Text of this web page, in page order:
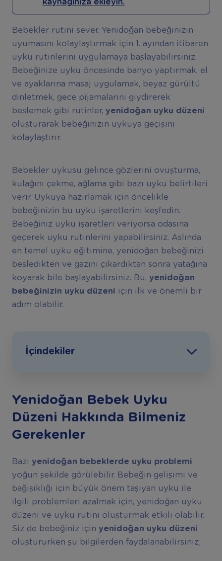
kaynağınıza ekleyin.
Bebekler rutini sever. Yenidoğan bebeğinizin
uyumasını kolaylaştırmak için 1. ayından itibaren
uyku rutinlerini uygulamaya başlayabilirsiniz.
Bebeğinize uyku öncesinde banyo yaptırmak, el
ve ayaklarına masaj uygulamak, beyaz gürültü
dinletmek, gece pijamalarını giydirerek
beslemek gibi rutinler, yenidoğan uyku düzeni
oluşturarak bebeğinizin uykuya geçişini
kolaylaştırır.
Bebekler uykusu gelince gözlerini ovuşturma,
kulağını çekme, ağlama gibi bazı uyku belirtileri
verir. Uykuya hazırlamak için öncelikle
bebeğinizin bu uyku işaretlerini keşfedin.
Bebeğiniz uyku işaretleri veriyorsa odasına
geçerek uyku rutinlerini yapabilirsiniz. Aslında
en temel uyku eğitimine, yenidoğan bebeğinizi
besledikten ve gazını çıkardıktan sonra yatağına
koyarak bile başlayabilirsiniz. Bu, yenidoğan
bebeğinizin uyku düzeni için ilk ve önemli bir
adım olabilir.
İçindekiler
Yenidoğan Bebek Uyku
Düzeni Hakkında Bilmeniz
Gerekenler
Bazı yenidoğan bebeklerde uyku problemi
yoğun şekilde görülebilir. Bebeğin gelişimi ve
bağışıklığı için büyük önem taşıyan uyku ile
ilgili problemleri azalmak için, yenidoğan uyku
düzeni ve uyku rutini oluşturmak etkili olabilir.
Siz de bebeğiniz için yenidoğan uyku düzeni
oluştururken şu bilgilerden faydalanabilirsiniz;